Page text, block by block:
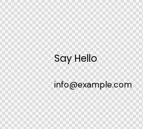
Say Hello
info@example.com